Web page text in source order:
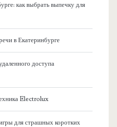
как выбрать выпечку для
в Екатеринбурге
доступа
Electrolux
для страшных коротких